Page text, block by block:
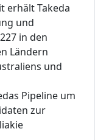
erhält Takeda
und
in den
Ländern
und
Pipeline um
zur